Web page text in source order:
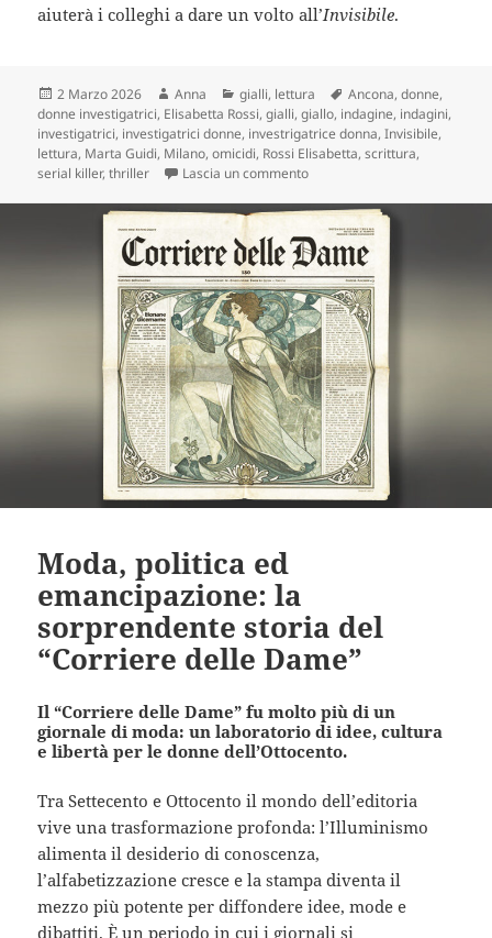
aiuterà i colleghi a dare un volto all’Invisibile.
Scritto
il
2 Marzo 2026 Autore
Anna Categorie
gialli, lettura Tag
Ancona,donne,
donne investigatrici, Elisabetta Rossi,gialli,giallo, indagine, indagini,
investigatrici, investigatrici donne, investrigatrice donna,Invisibile,
lettura, Marta Guidi, Milano,omicidi, Rossi Elisabetta,scrittura,
serial killer,thriller Lascia un commentosu Marta Guidi e il caso
Moda, politica ed
emancipazione: la
sorprendente storia del
“Corriere delle Dame”
Il “Corriere delle Dame” fu molto più di un
giornale di moda: un laboratorio di idee, cultura
e libertà per le donne dell’Ottocento.
Tra Settecento e Ottocento il mondo dell’editoria
vive una trasformazione profonda: l’Illuminismo
alimenta il desiderio di conoscenza,
l’alfabetizzazione cresce e la stampa diventa il
mezzo più potente per diffondere idee, mode e
dibattiti. È un periodo in cui i giornali si